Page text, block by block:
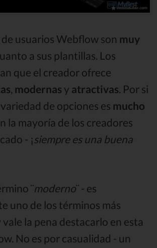
usuarios Webflow son muy
a sus plantillas. Los
que el creador ofrece
, modernas y atractivas. Por si
de opciones es mucho
la mayoría de los creadores
- ¡siempre es una buena
¨moderno¨ - es
uno de los términos más
la pena destacarlo en esta
No es por casualidad - un